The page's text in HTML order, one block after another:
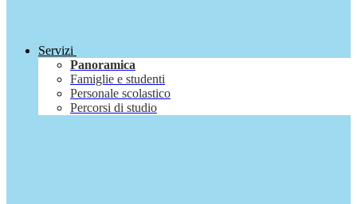
Servizi
Panoramica
Famiglie e studenti
Personale scolastico
Percorsi di studio